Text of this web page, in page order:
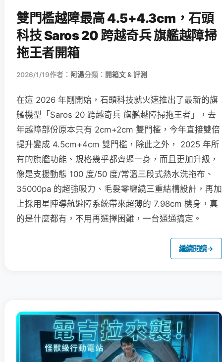
雙門檻越障最高 4.5+4.3cm，石頭
科技 Saros 20 跨越奇兵 旗艦越障掃
拖王者開箱
2026/1/19作者： 阿湯分類： 開箱文 & 評測
在這 2026 年剛開始，石頭科技就火速推出了最新的旗
艦機型「Saros 20 跨越奇兵 旗艦越障掃拖王者」，去
年越障部份原本只有 2cm+2cm 雙門檻，今年直接雙倍
提升變成 4.5cm+4cm 雙門檻，除此之外， 2025 年所
有的旗艦功能、規格幾乎都齊聚一身，而且更加升級，
像是支援動態 100 度/50 度/常溫三段式熱水洗拖布、
35000pa 的超強吸力、毛髮零纏繞三重結構設計，再加
上採用星陣導航避障系統帶來超薄的 7.98cm 機身，真
的是什麼都有，不用再選擇困難，一台通通搞定。
繼續閱讀→